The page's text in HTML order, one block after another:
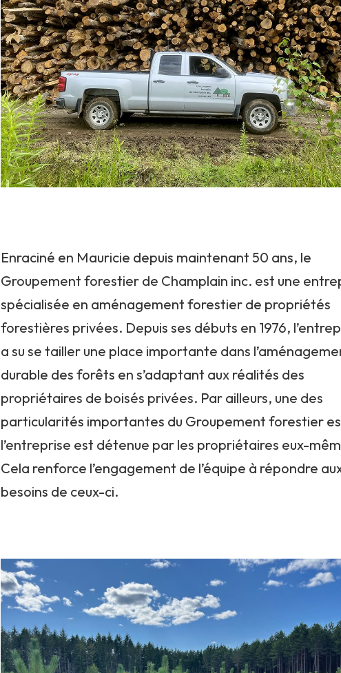
Enraciné en Mauricie depuis maintenant 50 ans, le
Groupement forestier de Champlain inc. est une
spécialisée en aménagement forestier de propriétés
forestières privées. Depuis ses débuts en 1976,
a su se tailler une place importante dans
durable des forêts en s’adaptant aux réalités des
propriétaires de boisés privées. Par ailleurs, une des
particularités importantes du Groupement forestier
l’entreprise est détenue par les propriétaires eux-
Cela renforce l’engagement de l’équipe à répondre
besoins de ceux-ci.